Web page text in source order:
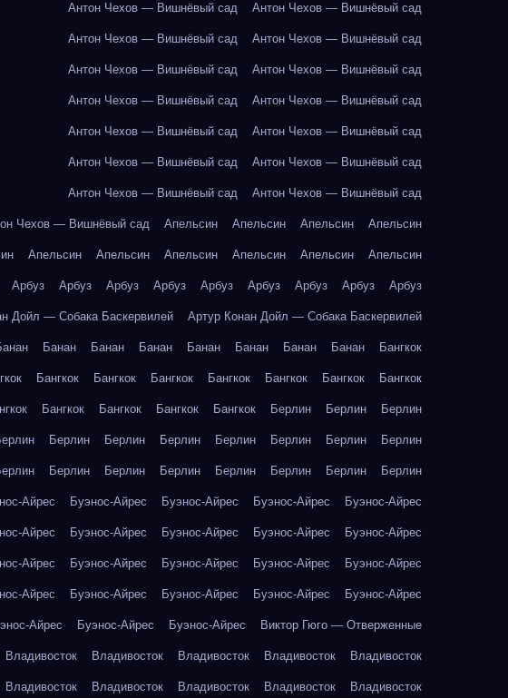
Антон Чехов — Вишнёвый сад Антон Чехов — Вишнёвый сад
Антон Чехов — Вишнёвый сад Антон Чехов — Вишнёвый сад
Антон Чехов — Вишнёвый сад Антон Чехов — Вишнёвый сад
Антон Чехов — Вишнёвый сад Антон Чехов — Вишнёвый сад
Антон Чехов — Вишнёвый сад Антон Чехов — Вишнёвый сад
Антон Чехов — Вишнёвый сад Антон Чехов — Вишнёвый сад
Антон Чехов — Вишнёвый сад Антон Чехов — Вишнёвый сад
Чехов — Вишнёвый сад Апельсин Апельсин Апельсин Апельсин
Апельсин Апельсин Апельсин Апельсин Апельсин Апельсин
Арбуз Арбуз Арбуз Арбуз Арбуз Арбуз Арбуз Арбуз Арбуз
Дойл — Собака Баскервилей Артур Конан Дойл — Собака Баскервилей
Банан Банан Банан Банан Банан Банан Банан Бангкок
Бангкок Бангкок Бангкок Бангкок Бангкок Бангкок Бангкок
Бангкок Бангкок Бангкок Бангкок Берлин Берлин Берлин
Берлин Берлин Берлин Берлин Берлин Берлин Берлин
Берлин Берлин Берлин Берлин Берлин Берлин Берлин
Айрес Буэнос-Айрес Буэнос-Айрес Буэнос-Айрес Буэнос-Айрес
Айрес Буэнос-Айрес Буэнос-Айрес Буэнос-Айрес Буэнос-Айрес
Айрес Буэнос-Айрес Буэнос-Айрес Буэнос-Айрес Буэнос-Айрес
Айрес Буэнос-Айрес Буэнос-Айрес Буэнос-Айрес Буэнос-Айрес
Айрес Буэнос-Айрес Буэнос-Айрес Виктор Гюго — Отверженные
Владивосток Владивосток Владивосток Владивосток Владивосток
Владивосток Владивосток Владивосток Владивосток Владивосток